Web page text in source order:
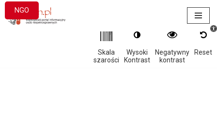
Skala
szarości
Wysoki
Kontrast
Negatywny
kontrast
Reset
Przejdź
NGO